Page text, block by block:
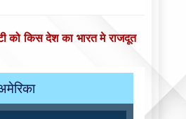
को किस देश का भारत मे राजदूत